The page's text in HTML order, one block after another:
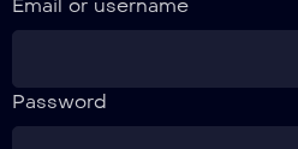
Email or username
Password